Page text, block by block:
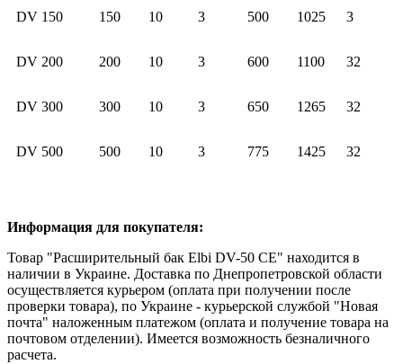
DV 150 150 10 3 500 1025 3
DV 200 200 10 3 600 1100 32
DV 300 300 10 3 650 1265 32
DV 500 500 10 3 775 1425 32
Информация для покупателя:
Товар "Расширительный бак Elbi DV-50 CE" находится в
наличии в Украине. Доставка по Днепропетровской области
осуществляется курьером (оплата при получении после
проверки товара), по Украине - курьерской службой "Новая
почта" наложенным платежом (оплата и получение товара на
почтовом отделении). Имеется возможность безналичного
расчета.